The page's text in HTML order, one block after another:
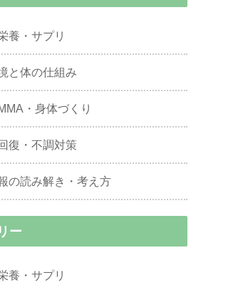
養・サプリ
と体の仕組み
・身体づくり
復・不調対策
の読み解き・考え方
ー
養・サプリ